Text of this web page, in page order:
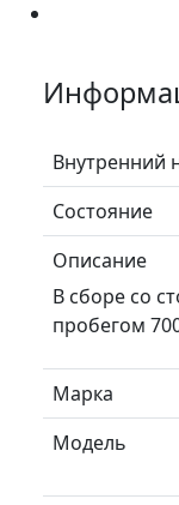
Внутренний
Состояние
Описание
В сборе со
пробегом
Марка
Модель